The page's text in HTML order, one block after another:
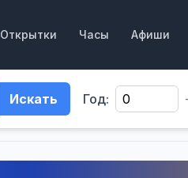
Открытки Часы Афиши
Искать Год: